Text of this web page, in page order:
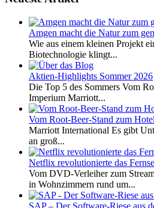
Amgen macht die Natur zum
Wie aus einem kleinen Projekt
Biotechnologie klingt...
Aktien-Highlights Sommer 2026
Die Top 5 des Sommers Vom
Imperium Marriott...
Vom Root-Beer-Stand zum
Marriott International Es gibt
an groß...
Netflix revolutionierte das
Vom DVD-Verleiher zum
in Wohnzimmern rund um...
SAP – Der Software-Riese aus